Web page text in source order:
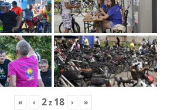
« ‹ 2z 18 › »